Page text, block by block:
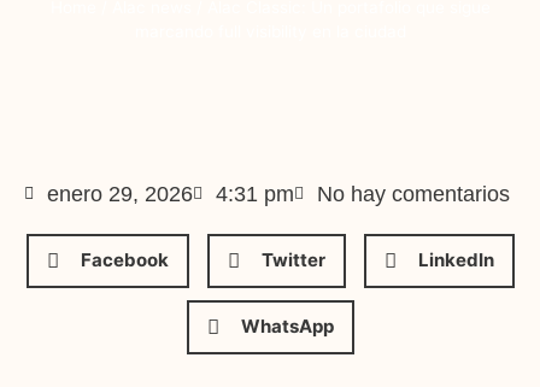
enero 29, 2026 4:31 pm No hay comentarios
Facebook Twitter LinkedIn
WhatsApp